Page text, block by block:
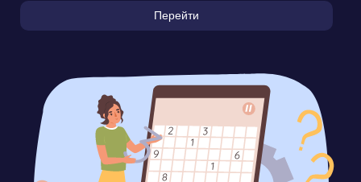
Перейти